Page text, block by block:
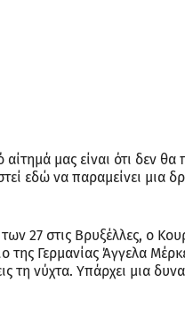
αίτημά μας είναι ότι δεν
εδώ να παραμείνει μια
27 στις Βρυξέλλες, ο
της Γερμανίας Άγγελα
τη νύχτα. Υπάρχει μια